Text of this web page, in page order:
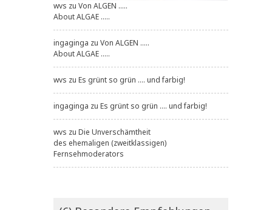
wvs zu Von ALGEN .....
About ALGAE .....
ingaginga zu Von ALGEN .....
About ALGAE .....
wvs zu Es grünt so grün .... und farbig!
ingaginga zu Es grünt so grün .... und farbig!
wvs zu Die Unverschämtheit
des ehemaligen (zweitklassigen)
Fernsehmoderators